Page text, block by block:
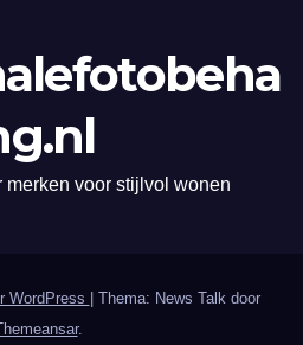
merken voor stijlvol wonen
WordPress | Thema: News Talk door
.